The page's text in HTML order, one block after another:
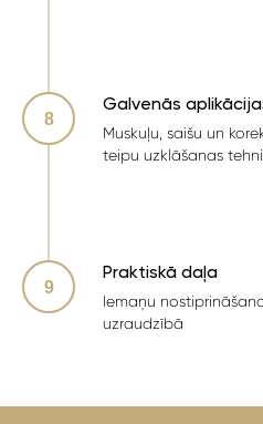
Galvenās
Muskuļu, saišu un
teipu uzklāšanas
Praktiskā daļa
Iemaņu
uzraudzībā